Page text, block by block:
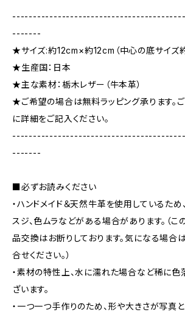
-------
★サイズ:約12cm×約12cm（中心の底サイズ
★生産国：日本
★主な素材：栃木レザー（牛本革）
★ご希望の場合は無料ラッピング承ります。
に詳細をご記入ください。
-------
■必ずお読みください
・ハンドメイド＆天然牛革を使用しているた
スジ、色ムラなどがある場合があります。（
品交換はお断りしております。気になる場合
合せください。）
・素材の特性上、水に濡れた場合など稀に
ざいます。
・一つ一つ手作りのため、形や大きさが写真